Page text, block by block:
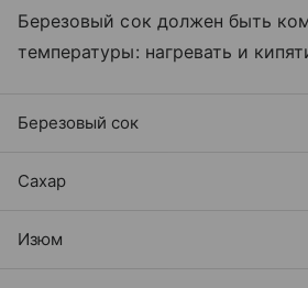
Березовый сок должен быть
температуры: нагревать и
Березовый сок
Сахар
Изюм